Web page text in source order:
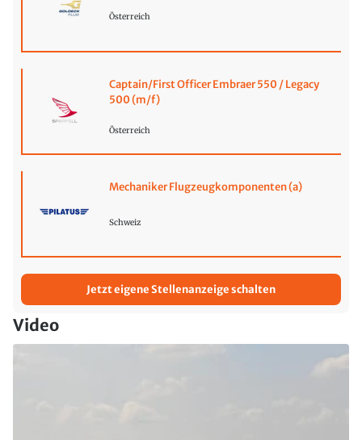
Österreich
Captain/First Officer Embraer 550 / Legacy
500 (m/f)
Österreich
Mechaniker Flugzeugkomponenten (a)
Schweiz
Jetzt eigene Stellenanzeige schalten
Video